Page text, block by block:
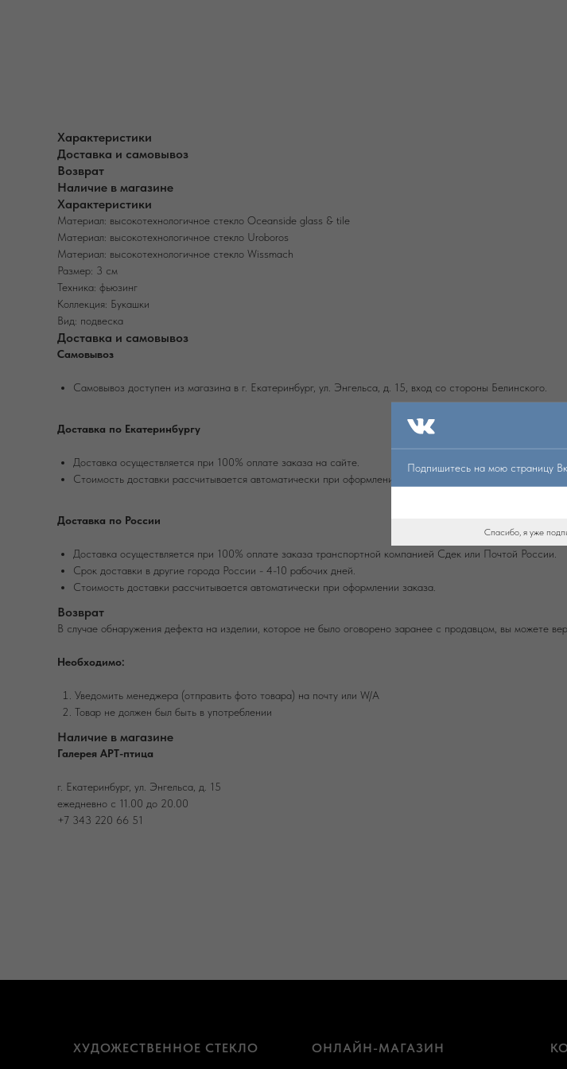
Характеристики
Доставка и самовывоз
Возврат
Наличие в магазине
Характеристики
Материал: высокотехнологичное стекло Oceanside glass & tile
Материал: высокотехнологичное стекло Uroboros
Материал: высокотехнологичное стекло Wissmach
Размер: 3 см
Техника: фьюзинг
Коллекция: Букашки
Вид: подвеска
Доставка и самовывоз
Самовывоз
Самовывоз доступен из магазина в г. Екатеринбург, ул. Энгельса, д. 15, вход со стороны Белинского.
Доставка по Екатеринбургу
Доставка осуществляется при 100% оплате заказа на сайте.
Стоимость доставки рассчитывается автоматически при оформлении заказа.
Доставка по России
Доставка осуществляется при 100% оплате заказа транспортной компанией Сдек или Почтой России.
Срок доставки в другие города России - 4-10 рабочих дней.
Стоимость доставки рассчитывается автоматически при оформлении заказа.
Возврат
В случае обнаружения дефекта на изделии, которое не было оговорено заранее с продавцом, вы можете
Необходимо:
Уведомить менеджера (отправить фото товара) на почту или W/А
Товар не должен был быть в употреблении
Наличие в магазине
Галерея АРТ-птица
г. Екатеринбург, ул. Энгельса, д. 15
ежедневно с 11.00 до 20.00
+7 343 220 66 51
Подпишитесь на мою страницу
Спасибо, я уже
ХУДОЖЕСТВЕННОЕ СТЕКЛО ОНЛАЙН-МАГАЗИН